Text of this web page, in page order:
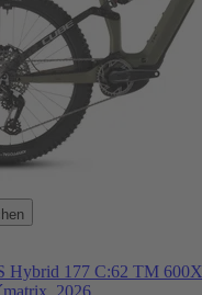
Hybrid 177 C:62 TM 600X